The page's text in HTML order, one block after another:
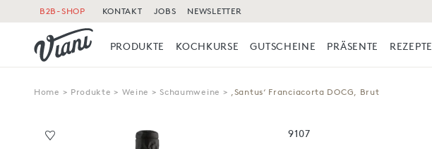
B2B-SHOP KONTAKT JOBS NEWSLETTER
PRODUKTE KOCHKURSE GUTSCHEINE PRÄSENTE REZEPTE
Home > Produkte > Weine >Schaumweine > ,Santus‘ Franciacorta DOCG, Brut
9107